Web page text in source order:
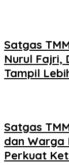
Satgas
Nurul Fajri,
Tampil
Satgas
dan Warga
Perkuat